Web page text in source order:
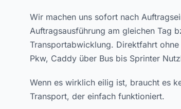
Wir machen uns sofort nach
Auftragsausführung am gleichen Tag
Transportabwicklung. Direktfahrt
Pkw, Caddy über Bus bis Sprinter
Wenn es wirklich eilig ist, braucht es
Transport, der einfach funktioniert.